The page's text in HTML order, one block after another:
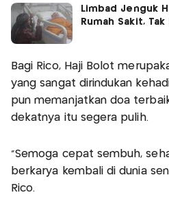
Limbad Jenguk
Rumah Sakit,
Bagi Rico, Haji Bolot
yang sangat dirindukan
pun memanjatkan doa
dekatnya itu segera pulih.
"Semoga cepat sembuh,
berkarya kembali di dunia
Rico.